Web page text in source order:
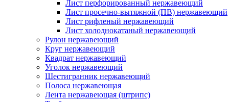
Лист перфорированный нержавеющий
Лист просечно-вытяжной (ПВ) нержавеющий
Лист рифленый нержавеющий
Лист холоднокатаный нержавеющий
Рулон нержавеющий
Круг нержавеющий
Квадрат нержавеющий
Уголок нержавеющий
Шестигранник нержавеющий
Полоса нержавеющая
Лента нержавеющая (штрипс)